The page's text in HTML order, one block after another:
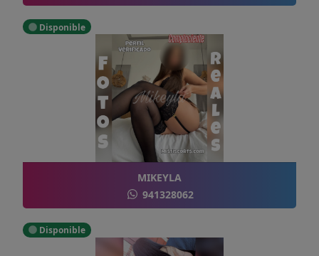
Disponible
MIKEYLA
941328062
Disponible